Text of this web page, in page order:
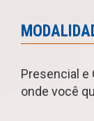
Presencial e
onde você